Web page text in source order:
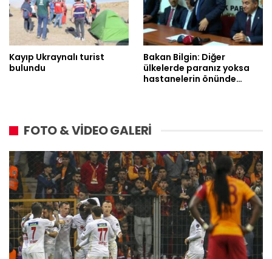
Kayıp Ukraynalı turist
bulundu
Bakan Bilgin: Diğer
ülkelerde paranız yoksa
hastanelerin önünde…
FOTO & VİDEO GALERİ